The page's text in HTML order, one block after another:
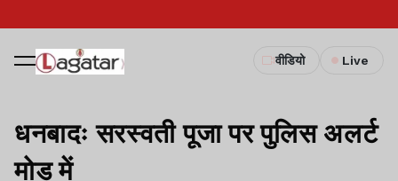
वीडियो Live
धनबादः सरस्वती पूजा पर पुलिस अलर्ट
मोड में